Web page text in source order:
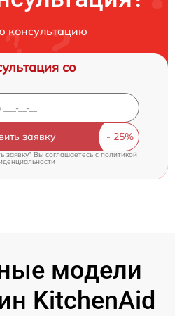
консультацию
со
заявку
заявку" Вы соглашаетесь cполитикой
модели
KitchenAid